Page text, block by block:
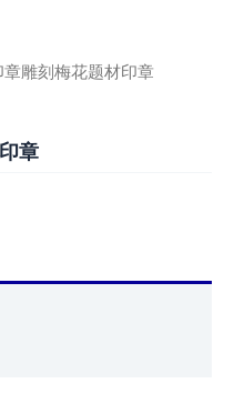
雕刻梅花题材印章
章